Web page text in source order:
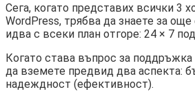
Сега, когато представих всички 3
WordPress, трябва да знаете за
идва с всеки план отгоре: 24 × 7
Когато става въпрос за поддръжка
да вземете предвид два аспекта:
надеждност (ефективност).